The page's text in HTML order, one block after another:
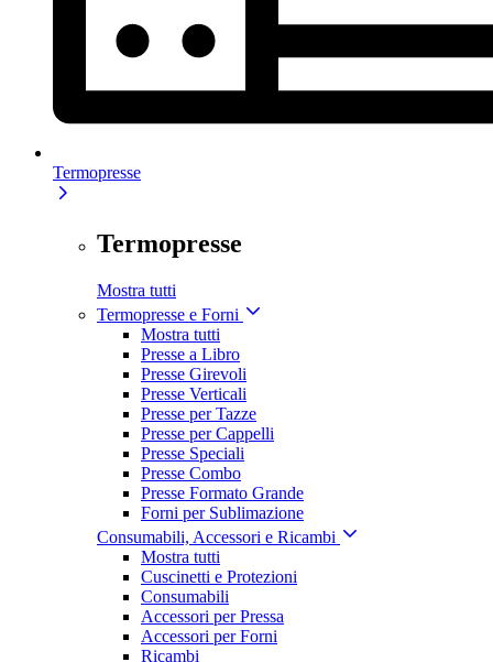
Termopresse
Termopresse
Mostra tutti
Termopresse e Forni
Mostra tutti
Presse a Libro
Presse Girevoli
Presse Verticali
Presse per Tazze
Presse per Cappelli
Presse Speciali
Presse Combo
Presse Formato Grande
Forni per Sublimazione
Consumabili, Accessori e Ricambi
Mostra tutti
Cuscinetti e Protezioni
Consumabili
Accessori per Pressa
Accessori per Forni
Ricambi